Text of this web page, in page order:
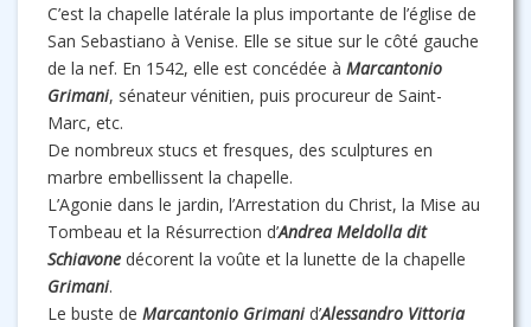
C’est la chapelle latérale la plus importante de l’église de
San Sebastiano à Venise. Elle se situe sur le côté gauche
de la nef. En 1542, elle est concédée à Marcantonio
Grimani, sénateur vénitien, puis procureur de Saint-
Marc, etc.
De nombreux stucs et fresques, des sculptures en
marbre embellissent la chapelle.
L’Agonie dans le jardin, l’Arrestation du Christ, la Mise au
Tombeau et la Résurrection d’Andrea Meldolla dit
Schiavone décorent la voûte et la lunette de la chapelle
Grimani.
Le buste de Marcantonio Grimanid’Alessandro Vittoria